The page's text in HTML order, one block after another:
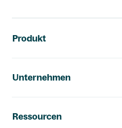
Produkt
Unternehmen
Ressourcen